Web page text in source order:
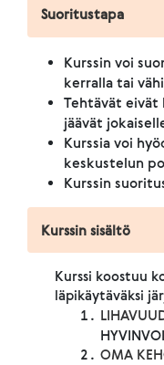
Suoritustapa
Kurssin voi
kerralla tai
Tehtävät eivät
jäävät
Kurssia voi
keskustelun
Kurssin
Kurssin sisältö
Kurssi koostuu
läpikäytäväksi
OMA